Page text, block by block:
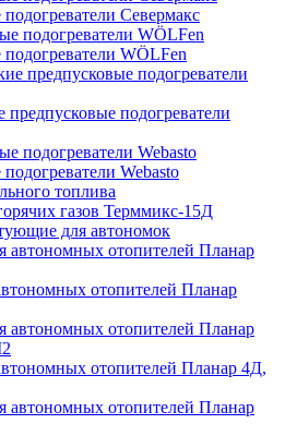
Севермакс
WÖLFen
предпусковые подогреватели
Webasto
топлива
газов Терммикс-15Д
для автономок
отопителей Планар
отопителей Планар 4Д,